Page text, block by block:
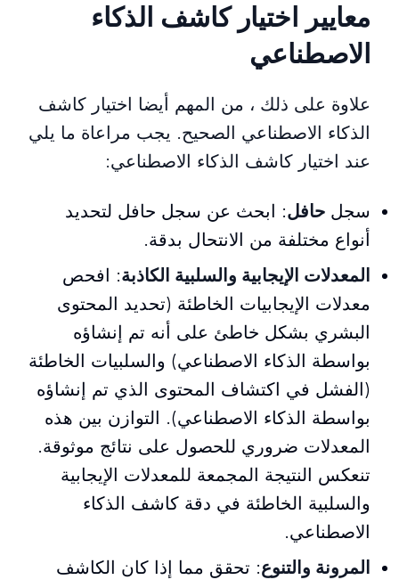
معايير اختيار كاشف الذكاء
الاصطناعي
علاوة على ذلك ، من المهم أيضا اختيار كاشف
الذكاء الاصطناعي الصحيح. يجب مراعاة ما يلي
عند اختيار كاشف الذكاء الاصطناعي:
سجل حافل: ابحث عن سجل حافل لتحديد
أنواع مختلفة من الانتحال بدقة.
المعدلات الإيجابية والسلبية الكاذبة: افحص
معدلات الإيجابيات الخاطئة (تحديد المحتوى
البشري بشكل خاطئ على أنه تم إنشاؤه
بواسطة الذكاء الاصطناعي) والسلبيات الخاطئة
(الفشل في اكتشاف المحتوى الذي تم إنشاؤه
بواسطة الذكاء الاصطناعي). التوازن بين هذه
المعدلات ضروري للحصول على نتائج موثوقة.
تنعكس النتيجة المجمعة للمعدلات الإيجابية
والسلبية الخاطئة في دقة كاشف الذكاء
الاصطناعي.
المرونة والتنوع: تحقق مما إذا كان الكاشف